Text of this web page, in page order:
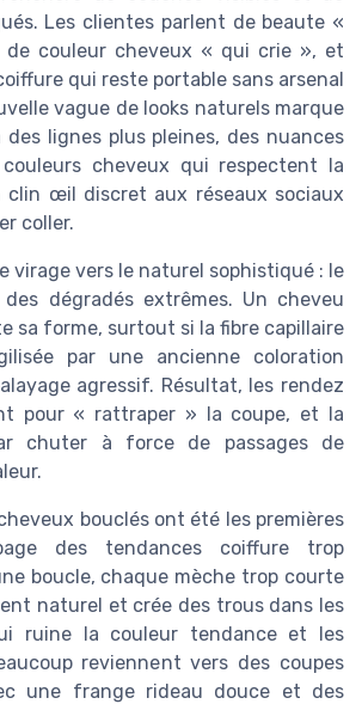
Les clientes parlent de beaute «
de couleur cheveux « qui crie », et
qui reste portable sans arsenal
vague de looks naturels marque
lignes plus pleines, des nuances
cheveux qui respectent la
clin œil discret aux réseaux sociaux
coller.
virage vers le naturel sophistiqué : le
dégradés extrêmes. Un cheveu
sa forme, surtout si la fibre capillaire
par une ancienne coloration
agressif. Résultat, les rendez
pour « rattraper » la coupe, et la
chuter à force de passages de
bouclés ont été les premières
des tendances coiffure trop
boucle, chaque mèche trop courte
naturel et crée des trous dans les
ruine la couleur tendance et les
reviennent vers des coupes
une frange rideau douce et des